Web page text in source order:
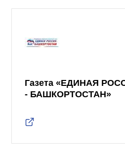
Газета «ЕДИНАЯ
- БАШКОРТОСТАН»